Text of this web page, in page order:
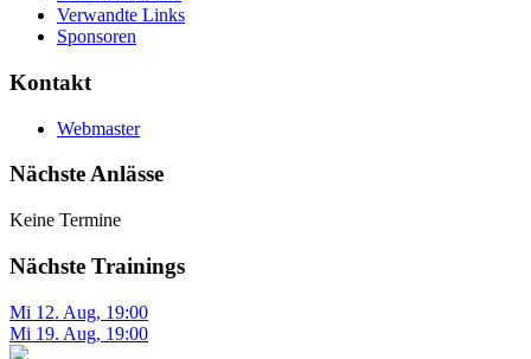
Verwandte Links
Sponsoren
Kontakt
Webmaster
Nächste Anlässe
Keine Termine
Nächste Trainings
Mi 12. Aug, 19:00
Mi 19. Aug, 19:00